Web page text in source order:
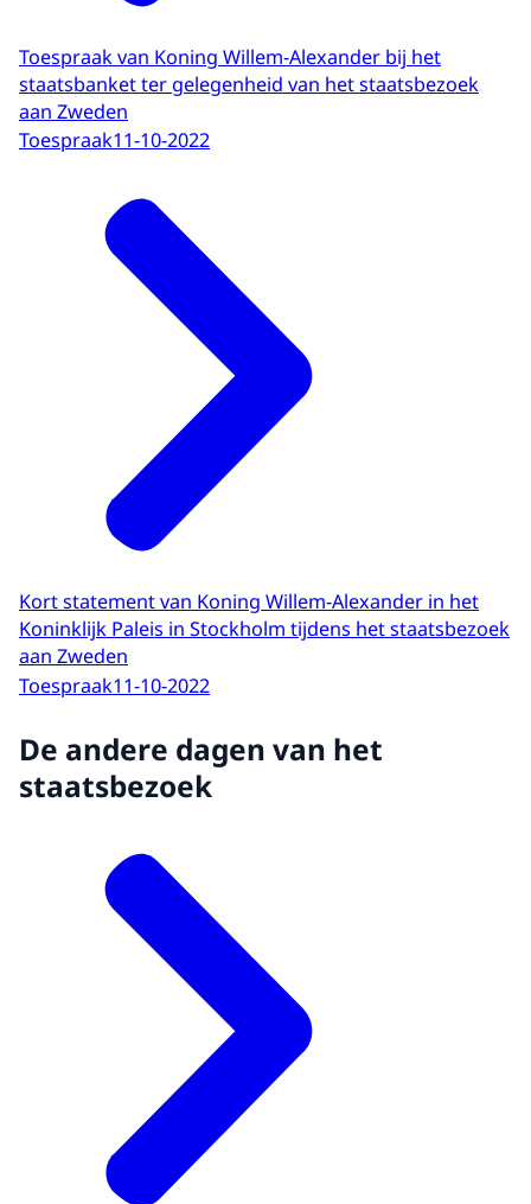
Toespraak van Koning Willem-Alexander bij het
staatsbanket ter gelegenheid van het staatsbezoek
aan Zweden
Toespraak11-10-2022
Kort statement van Koning Willem-Alexander in het
Koninklijk Paleis in Stockholm tijdens het staatsbezoek
aan Zweden
Toespraak11-10-2022
De andere dagen van het
staatsbezoek